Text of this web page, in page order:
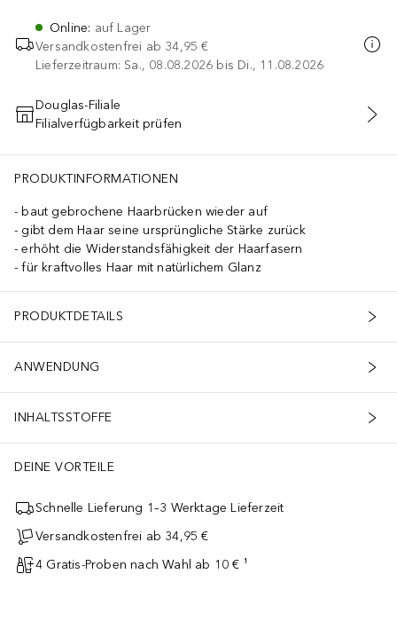
Online: auf Lager
Versandkostenfrei ab 34,95 €
Lieferzeitraum: Sa., 08.08.2026 bis Di., 11.08.2026
IN DEN WARENKORB
Douglas-Filiale
Filialverfügbarkeit prüfen
PRODUKTINFORMATIONEN
baut gebrochene Haarbrücken wieder auf
gibt dem Haar seine ursprüngliche Stärke zurück
erhöht die Widerstandsfähigkeit der Haarfasern
für kraftvolles Haar mit natürlichem Glanz
PRODUKTDETAILS
ANWENDUNG
INHALTSSTOFFE
DEINE VORTEILE
Schnelle Lieferung 1–3 Werktage Lieferzeit
Versandkostenfrei ab 34,95 €
4 Gratis-Proben nach Wahl ab 10 € ¹